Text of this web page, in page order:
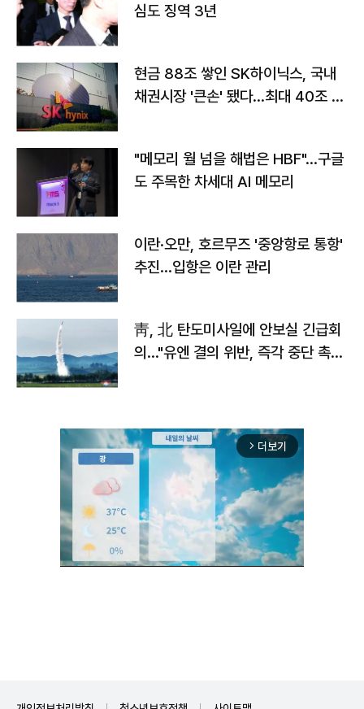
심도 징역 3년
현금 88조 쌓인 SK하이닉스, 국내
채권시장 '큰손' 됐다…최대 40조 투
"메모리 월 넘을 해법은 HBF"…구글
도 주목한 차세대 AI 메모리
이란·오만, 호르무즈 '중앙항로 통항'
추진…입항은 이란 관리
靑, 北 탄도미사일에 안보실 긴급회
의…"유엔 결의 위반, 즉각 중단 촉
arrow_forward_ios 더보기